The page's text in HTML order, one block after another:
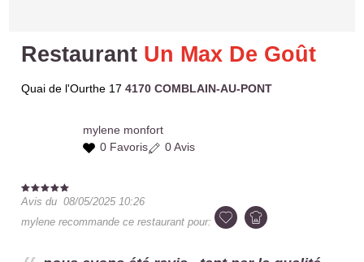
Restaurant Un Max De Goût
Quai de l'Ourthe 174170 COMBLAIN-AU-PONT
mylene monfort
0 Favoris
0 Avis
Avis du08/05/2025 10:26
mylene recommande ce restaurant pour: